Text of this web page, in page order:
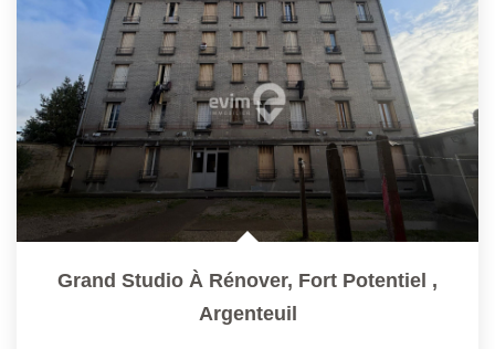
Grand Studio À Rénover, Fort Potentiel ,
Argenteuil